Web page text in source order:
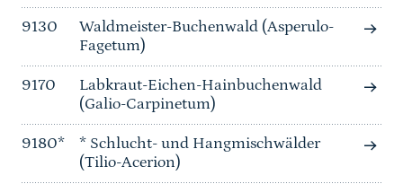
9130
Waldmeister-Buchenwald (Asperulo-
Fagetum)
9170
Labkraut-Eichen-Hainbuchenwald
(Galio-Carpinetum)
9180*
* Schlucht- und Hangmischwälder
(Tilio-Acerion)